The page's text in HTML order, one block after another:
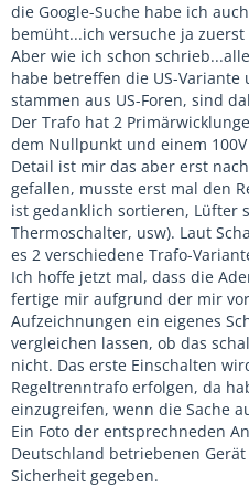
die Google-Suche habe ich
bemüht...ich versuche ja
Aber wie ich schon
habe betreffen die US-
stammen aus US-Foren, sind
Der Trafo hat 2
dem Nullpunkt und einem
Detail ist mir das aber erst
gefallen, musste erst mal den
ist gedanklich sortieren, Lüfter
Thermoschalter, usw). Laut
es 2 verschiedene Trafo-
Ich hoffe jetzt mal, dass die
fertige mir aufgrund der mir
Aufzeichnungen ein eigenes
vergleichen lassen, ob das
nicht. Das erste Einschalten
Regeltrenntrafo erfolgen, da
einzugreifen, wenn die Sache
Ein Foto der entsprechneden
Deutschland betriebenen
Sicherheit gegeben.